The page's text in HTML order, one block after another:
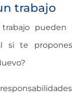
trabajo
si te